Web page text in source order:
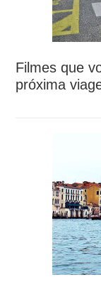
Filmes que
próxima